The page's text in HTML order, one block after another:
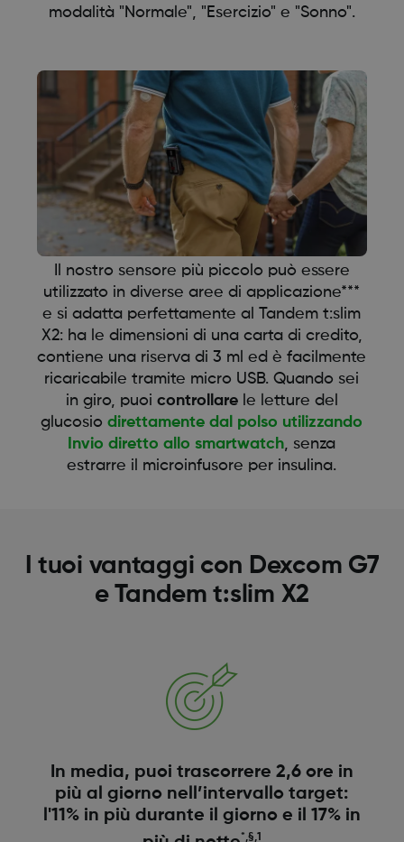
modalità "Normale", "Esercizio" e "Sonno".
Il nostro sensore più piccolo può essere
utilizzato in diverse aree di applicazione***
e si adatta perfettamente al Tandem t:slim
X2: ha le dimensioni di una carta di credito,
contiene una riserva di 3 ml ed è facilmente
ricaricabile tramite micro USB. Quando sei
in giro, puoi controllare le letture del
glucosiodirettamente dal polso utilizzando
Invio diretto allo smartwatch, senza
estrarre il microinfusore per insulina.
I tuoi vantaggi con Dexcom G7
e Tandem t:slim X2
In media, puoi trascorrere 2,6 ore in
più al giorno nell’intervallo target:
l'11% in più durante il giorno e il 17% in
*,§,1